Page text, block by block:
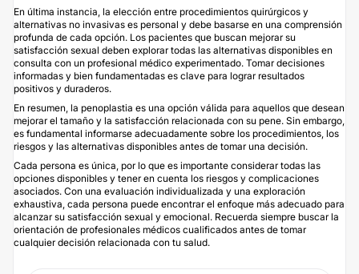
En última instancia, la elección entre procedimientos quirúrgicos y
alternativas no invasivas es personal y debe basarse en una comprensión
profunda de cada opción. Los pacientes que buscan mejorar su
satisfacción sexual deben explorar todas las alternativas disponibles en
consulta con un profesional médico experimentado. Tomar decisiones
informadas y bien fundamentadas es clave para lograr resultados
positivos y duraderos.
En resumen, la penoplastia es una opción válida para aquellos que desean
mejorar el tamaño y la satisfacción relacionada con su pene. Sin embargo,
es fundamental informarse adecuadamente sobre los procedimientos, los
riesgos y las alternativas disponibles antes de tomar una decisión.
Cada persona es única, por lo que es importante considerar todas las
opciones disponibles y tener en cuenta los riesgos y complicaciones
asociados. Con una evaluación individualizada y una exploración
exhaustiva, cada persona puede encontrar el enfoque más adecuado para
alcanzar su satisfacción sexual y emocional. Recuerda siempre buscar la
orientación de profesionales médicos cualificados antes de tomar
cualquier decisión relacionada con tu salud.